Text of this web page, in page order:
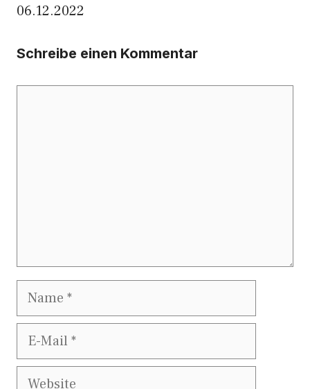
06.12.2022
Schreibe einen Kommentar
Name
E-
Website